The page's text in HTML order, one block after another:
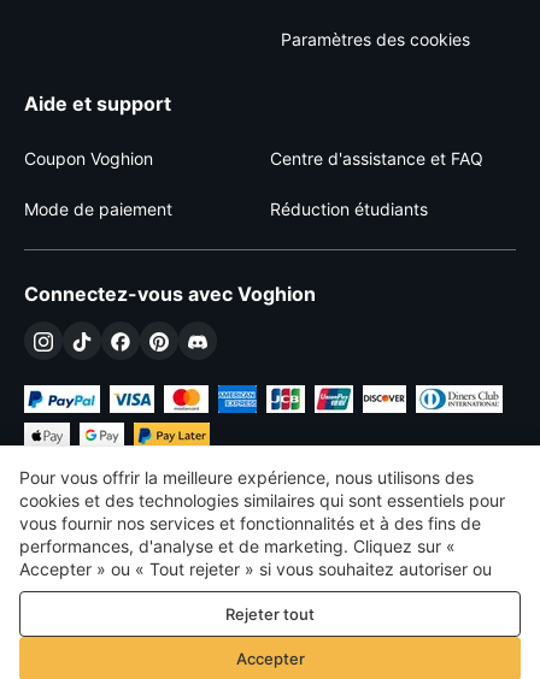
Paramètres des cookies
Aide et support
Coupon Voghion Centre d'assistance et FAQ
Mode de paiement Réduction étudiants
Connectez-vous avec Voghion
€ EUR France
©2026 Voghion
termes et conditions
Politique de confidentialité et de cookies
Règles communautaires
Pour vous offrir la meilleure expérience, nous utilisons des
cookies et des technologies similaires qui sont essentiels pour
vous fournir nos services et fonctionnalités et à des fins de
performances, d'analyse et de marketing. Cliquez sur «
Accepter » ou « Tout rejeter » si vous souhaitez autoriser ou
refuser tout. cookies à des fins de performance, d’analyse et
de marketing. Pour plus de détails, consultez notre
confidentialité et de cookies
Rejeter tout
Accepter